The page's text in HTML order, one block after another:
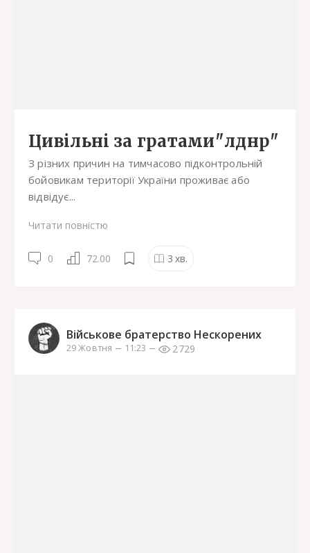
Цивільні за гратами"лднр"
З різних причин на тимчасово підконтрольній
бойовикам території України проживає або
відвідує...
Читати повністю
0 72.00 3 хв.
Військове братерство Нескорених
29 Жовтня 11:23 2729